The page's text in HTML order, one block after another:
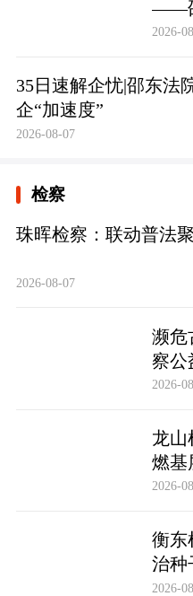
——
毒教
2026-
35日速解企忧|邵东法
企“加速度”
2026-08-07
检察
珠晖检察：联动普法
2026-08-07
濒
察公
治“
2026-
龙山
燃基
2026-
衡东
治种
2026-